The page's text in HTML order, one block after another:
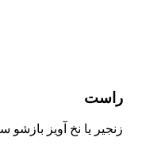
راست
زنجیر یا نخ آویز